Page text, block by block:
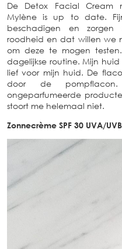
De Detox Facial Cream
Mylène is up to date.
beschadigen en zorgen
roodheid en dat willen we
om deze te mogen
dagelijkse routine. Mijn
lief voor mijn huid. De
door de
ongeparfumeerde
stoort me helemaal niet.
Zonnecrème SPF 30 UVA/UVB